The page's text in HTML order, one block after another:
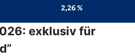
exklusiv für